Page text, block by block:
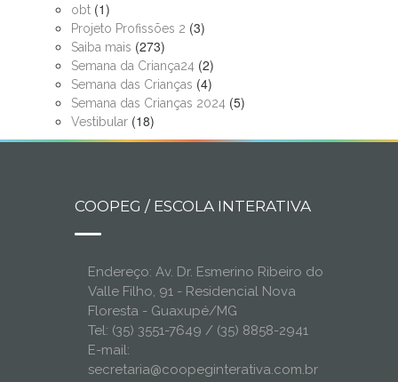
obt (1)
Projeto Profissões 2 (3)
Saiba mais (273)
Semana da Criança24 (2)
Semana das Crianças (4)
Semana das Crianças 2024 (5)
Vestibular (18)
COOPEG / ESCOLA INTERATIVA
Endereço: Av. Dr. Esmerino Ribeiro do
Valle Filho, 91 - Residencial Nova
Floresta - Guaxupé/MG
Tel: (35) 3551-7649 / (35) 8858-2941
E-mail:
secretaria@coopeginterativa.com.br